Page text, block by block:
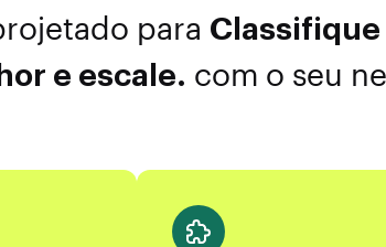
para
e escale. com o seu